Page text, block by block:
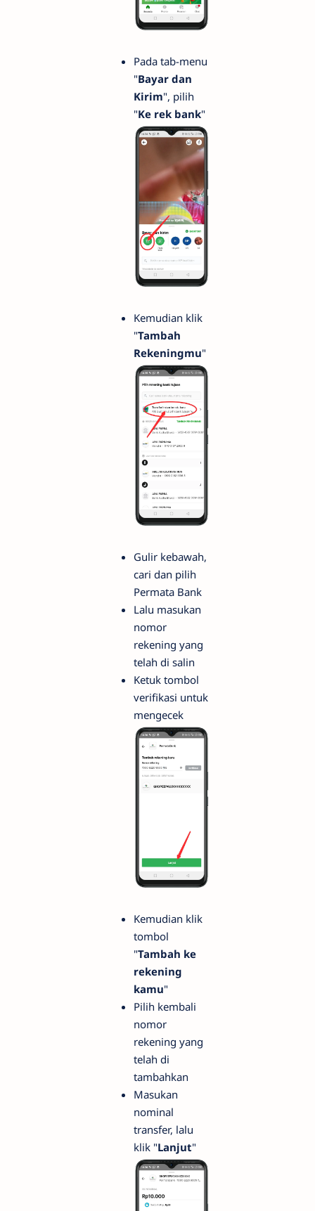
Pada tab-menu
"Bayar dan
Kirim", pilih
"Ke rek bank"
Kemudian klik
"Tambah
Rekeningmu"
Gulir kebawah,
cari dan pilih
Permata Bank
Lalu masukan
nomor
rekening yang
telah di salin
Ketuk tombol
verifikasi untuk
mengecek
Kemudian klik
tombol
"Tambah ke
rekening
kamu"
Pilih kembali
nomor
rekening yang
telah di
tambahkan
Masukan
nominal
transfer, lalu
klik "Lanjut"